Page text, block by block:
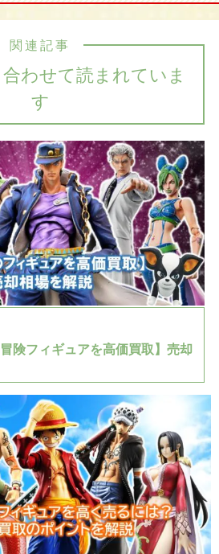
わせて読まれていま
す
関連記事
険フィギュアを高価買取】売却